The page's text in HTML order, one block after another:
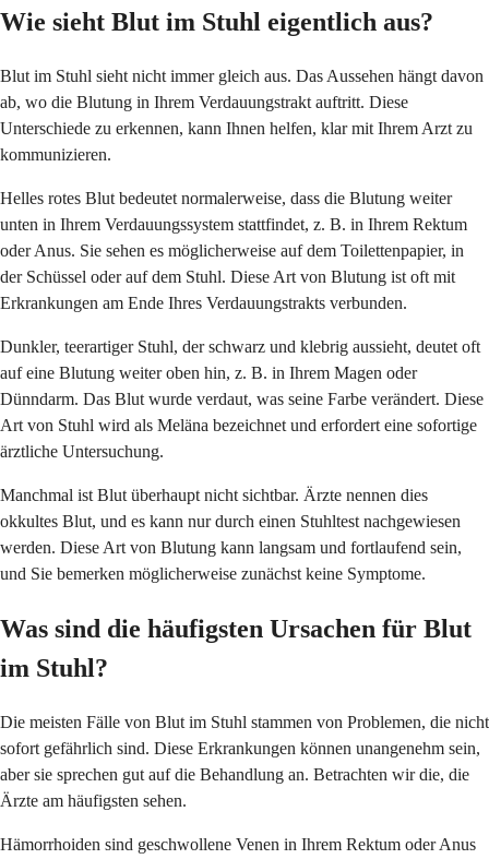
Wie sieht Blut im Stuhl eigentlich aus?
Blut im Stuhl sieht nicht immer gleich aus. Das Aussehen hängt davon
ab, wo die Blutung in Ihrem Verdauungstrakt auftritt. Diese
Unterschiede zu erkennen, kann Ihnen helfen, klar mit Ihrem Arzt zu
kommunizieren.
Helles rotes Blut bedeutet normalerweise, dass die Blutung weiter
unten in Ihrem Verdauungssystem stattfindet, z. B. in Ihrem Rektum
oder Anus. Sie sehen es möglicherweise auf dem Toilettenpapier, in
der Schüssel oder auf dem Stuhl. Diese Art von Blutung ist oft mit
Erkrankungen am Ende Ihres Verdauungstrakts verbunden.
Dunkler, teerartiger Stuhl, der schwarz und klebrig aussieht, deutet oft
auf eine Blutung weiter oben hin, z. B. in Ihrem Magen oder
Dünndarm. Das Blut wurde verdaut, was seine Farbe verändert. Diese
Art von Stuhl wird als Meläna bezeichnet und erfordert eine sofortige
ärztliche Untersuchung.
Manchmal ist Blut überhaupt nicht sichtbar. Ärzte nennen dies
okkultes Blut, und es kann nur durch einen Stuhltest nachgewiesen
werden. Diese Art von Blutung kann langsam und fortlaufend sein,
und Sie bemerken möglicherweise zunächst keine Symptome.
Was sind die häufigsten Ursachen für Blut
im Stuhl?
Die meisten Fälle von Blut im Stuhl stammen von Problemen, die nicht
sofort gefährlich sind. Diese Erkrankungen können unangenehm sein,
aber sie sprechen gut auf die Behandlung an. Betrachten wir die, die
Ärzte am häufigsten sehen.
Hämorrhoiden sind geschwollene Venen in Ihrem Rektum oder Anus